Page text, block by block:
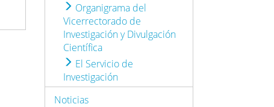
Organigrama del
Vicerrectorado de
Investigación y Divulgación
Científica
El Servicio de
Investigación
Noticias